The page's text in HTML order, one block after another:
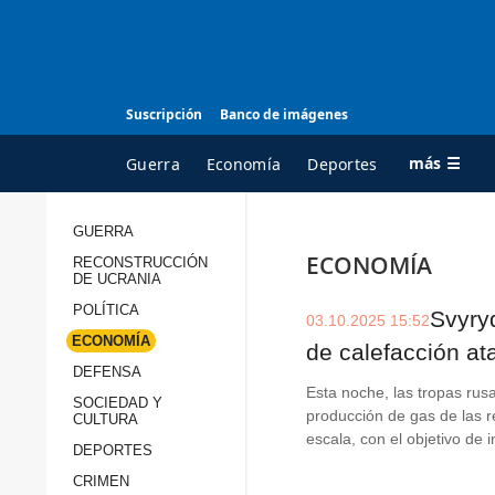
Suscripción Banco de imágenes
Guerra Economía Deportes más ☰
TODAS LAS
GUERRA
RECONSTRUCCIÓN
DE UCRANIA
POLÍTICA
ECONOMÍA
DEFENSA
SOCIEDAD Y
CULTURA
DEPORTES
CRIMEN
ECONOMÍA
03.10.2025 15:52
de calefacción
Esta noche, las tropas
producción de gas de las
escala, con el objetivo de